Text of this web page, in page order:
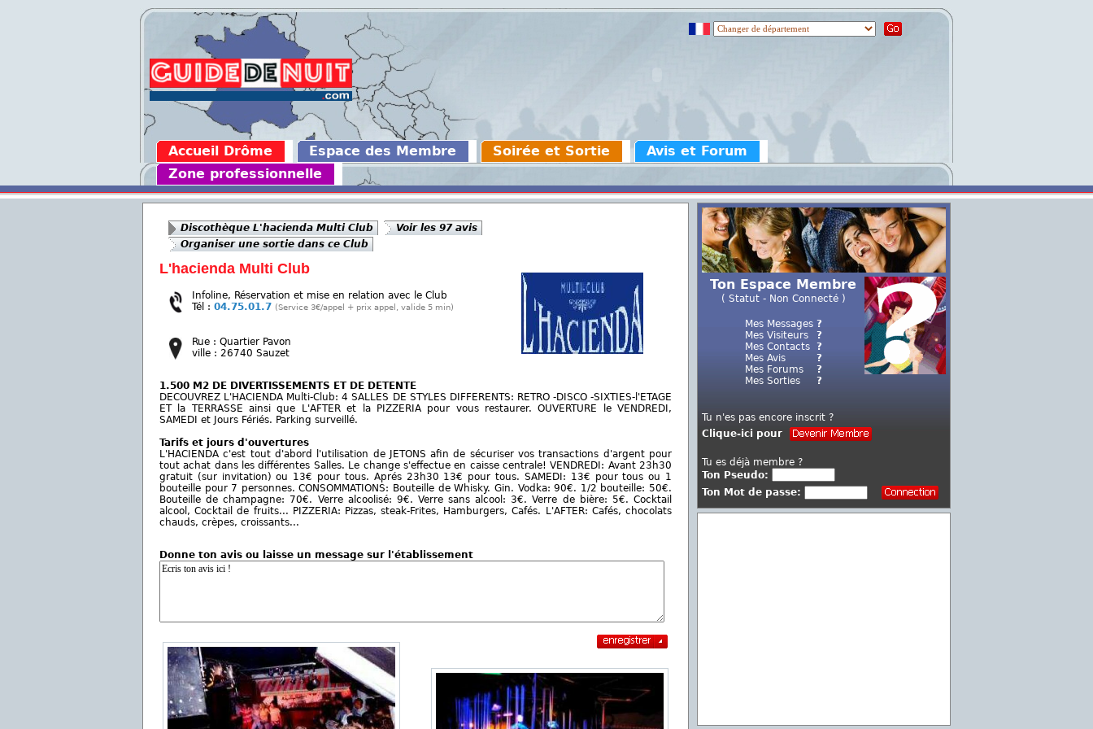
Accueil Drôme Espace des Membre Soirée et Sortie
Avis et Forum
Zone professionnelle
Discothèque L'hacienda Multi Club
Voir les 97 avis
Organiser une sortie dans ce Club
L'hacienda Multi Club
Infoline, Réservation et mise en relation avec le Club
Tél : 04.75.01.7 (Service 3€/appel + prix appel, valide 5 min)
Rue : Quartier Pavon
ville : 26740 Sauzet
1.500 M2 DE DIVERTISSEMENTS ET DE DETENTE
DECOUVREZ L'HACIENDA Multi-Club: 4 SALLES DE STYLES DIFFERENTS: RETRO -DISCO -SIXTIES-l'ETAGE
ET la TERRASSE ainsi que L'AFTER et la PIZZERIA pour vous restaurer. OUVERTURE le VENDREDI,
SAMEDI et Jours Fériés. Parking surveillé.
Tarifs et jours d'ouvertures
L'HACIENDA c'est tout d'abord l'utilisation de JETONS afin de sécuriser vos transactions d'argent pour
tout achat dans les différentes Salles. Le change s'effectue en caisse centrale! VENDREDI: Avant 23h30
gratuit (sur invitation) ou 13€ pour tous. Aprés 23h30 13€ pour tous. SAMEDI: 13€ pour tous ou 1
bouteille pour 7 personnes. CONSOMMATIONS: Bouteille de Whisky. Gin. Vodka: 90€. 1/2 bouteille: 50€.
Bouteille de champagne: 70€. Verre alcoolisé: 9€. Verre sans alcool: 3€. Verre de bière: 5€. Cocktail
alcool, Cocktail de fruits... PIZZERIA: Pizzas, steak-Frites, Hamburgers, Cafés. L'AFTER: Cafés, chocolats
chauds, crèpes, croissants...
Donne ton avis ou laisse un message sur l'établissement
Ton Espace Membre
( Statut - Non Connecté )
Mes Messages
Mes Visiteurs
Mes Contacts
Mes Avis
Mes Forums
Mes Sorties
?
?
?
?
?
?
Tu n'es pas encore inscrit ?
Clique-ici pour
Tu es déjà membre ?
Ton Pseudo:
Ton Mot de passe: